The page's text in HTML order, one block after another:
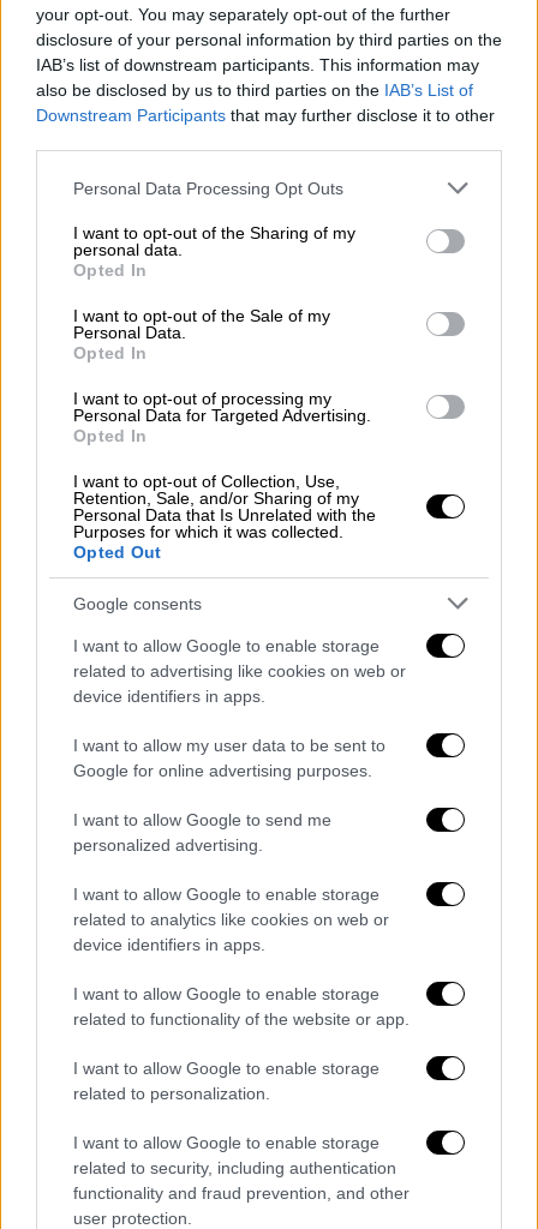
your opt-out. You may separately opt-out of the further
disclosure of your personal information by third parties on the
IAB’s list of downstream participants. This information may
also be disclosed by us to third parties on the IAB’s List of
Downstream Participants that may further disclose it to other
Please note that this website/app uses one or more Google
not limited to your visit or usage behaviour. You may click to
grant or deny consent to Google and its third-party tags to
use your data for below specified purposes in below Google
consent section.
Personal Data Processing Opt Outs
I want to opt-out of the Sharing of my
personal data.
Opted In
I want to opt-out of the Sale of my
Personal Data.
Opted In
I want to opt-out of processing my
Personal Data for Targeted Advertising.
Opted In
I want to opt-out of Collection, Use,
Retention, Sale, and/or Sharing of my
Personal Data that Is Unrelated with the
Purposes for which it was collected.
Opted Out
Google consents
I want to allow Google to enable storage
related to advertising like cookies on web or
device identifiers in apps.
I want to allow my user data to be sent to
Google for online advertising purposes.
I want to allow Google to send me
personalized advertising.
I want to allow Google to enable storage
related to analytics like cookies on web or
device identifiers in apps.
I want to allow Google to enable storage
related to functionality of the website or app.
I want to allow Google to enable storage
related to personalization.
I want to allow Google to enable storage
related to security, including authentication
functionality and fraud prevention, and other
user protection.
Ελλάδα 07.05.2025 17:41
ΟΛΘ: Πότε αναμένεται να ξεκινήσουν τα
έργα για την έκτη προβλήτα και πότε θα
ολοκληρωθούν
«Ωφελημένο θα βγει το λιμάνι της
Θεσσαλονίκης από την ανάπτυξη των
σχέσεων Ευρώπης – Ινδίας», ανέφερε ο
Εκτελεστικός πρόεδρος της ΟΛΘ ΑΕ
απαντώντας σε ερώτηση του ethnos.gr
| 21.03.2025 17:20
επίκεντρο της συνεδρίασης του
Συμβουλίου Χρηστών
Η επέκταση του Προβλήτα 6, μια επένδυση